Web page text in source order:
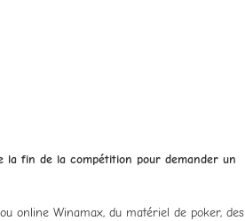
fin de la compétition pour demander un
online Winamax, du matériel de poker, des